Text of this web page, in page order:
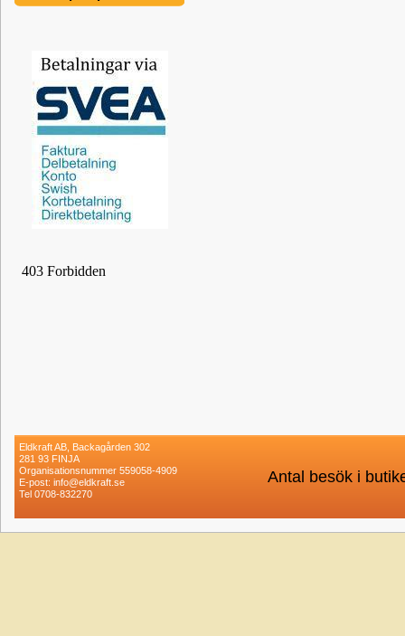
Eldkraft AB, Backagården 302
281 93 FINJA
Organisationsnummer 559058-4909
E-post: info@eldkraft.se
Tel 0708-832270
Antal besök i